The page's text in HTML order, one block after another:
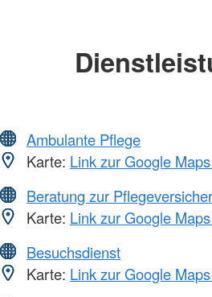
Ambulante Pflege
Karte: Link zur Google
Beratung zur
Karte: Link zur Google
Besuchsdienst
Karte: Link zur Google